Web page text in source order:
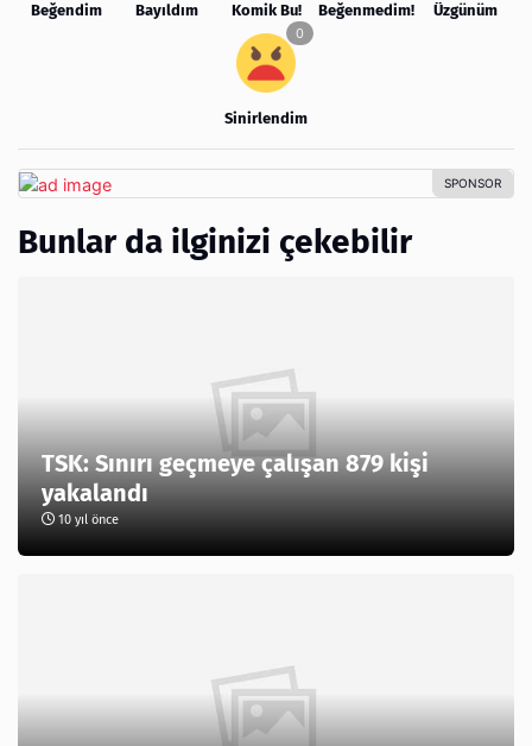
Beğendim Bayıldım Komik Bu! Beğenmedim! Üzgünüm
Sinirlendim
Bunlar da ilginizi çekebilir
TSK: Sınırı geçmeye çalışan 879 kişi
yakalandı
10 yıl önce